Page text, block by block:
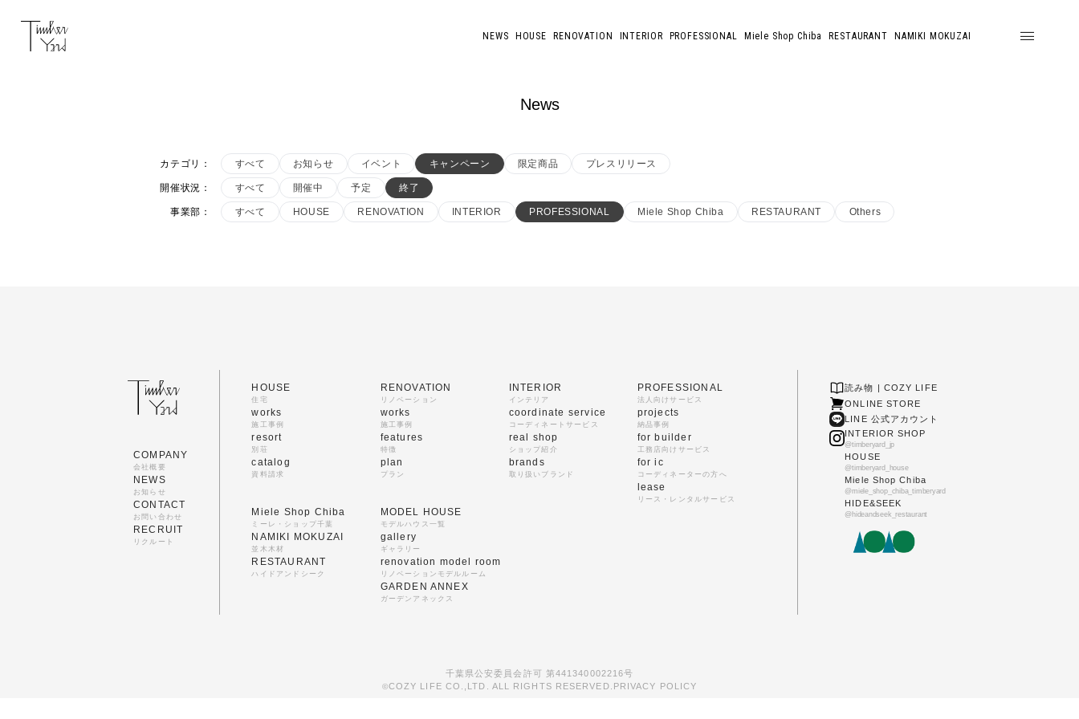
NEWS HOUSE RENOVATION INTERIOR PROFESSIONAL Miele Shop Chiba RESTAURANT NAMIKI MOKUZAI
News
カテゴリ ： すべて お知らせ イベント キャンペーン 限定商品 プレスリリース
開催状況 ： すべて 開催中 予定 終了
事業部 ： すべて HOUSE RENOVATION INTERIOR PROFESSIONAL Miele Shop Chiba RESTAURANT Others
COMPANY
会社概要
NEWS
お知らせ
CONTACT
お問い合わせ
RECRUIT
リクルート
HOUSE
住宅
works
施工事例
resort
別荘
catalog
資料請求
RENOVATION
リノベーション
works
施工事例
features
特徴
plan
プラン
INTERIOR
インテリア
coordinate service
コーディネートサービス
real shop
ショップ紹介
brands
取り扱いブランド
PROFESSIONAL
法人向けサービス
projects
納品事例
for builder
工務店向けサービス
for ic
コーディネーターの方へ
lease
リース・レンタルサービス
Miele Shop Chiba
ミーレ・ショップ千葉
NAMIKI MOKUZAI
並木木材
RESTAURANT
ハイドアンドシーク
MODEL HOUSE
モデルハウス一覧
gallery
ギャラリー
renovation model room
リノベーションモデルルーム
GARDEN ANNEX
ガーデンアネックス
読み物 | COZY LIFE
ONLINE STORE
LINE 公式アカウント
INTERIOR SHOP
@timberyard_jp
HOUSE
@timberyard_house
Miele Shop Chiba
@miele_shop_chiba_timberyard
HIDE&SEEK
@hideandseek_restaurant
千葉県公安委員会許可 第441340002216号
©COZY LIFE CO.,LTD. ALL RIGHTS RESERVED. PRIVACY POLICY